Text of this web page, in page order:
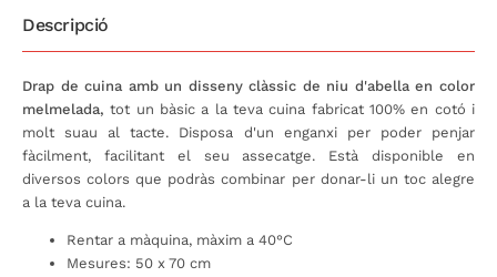
Descripció
Drap de cuina amb un disseny clàssic de niu d'abella en color
melmelada, tot un bàsic a la teva cuina fabricat 100% en cotó i
molt suau al tacte. Disposa d'un enganxi per poder penjar
fàcilment, facilitant el seu assecatge. Està disponible en
diversos colors que podràs combinar per donar-li un toc alegre
a la teva cuina.
Rentar a màquina, màxim a 40°C
Mesures: 50 x 70 cm